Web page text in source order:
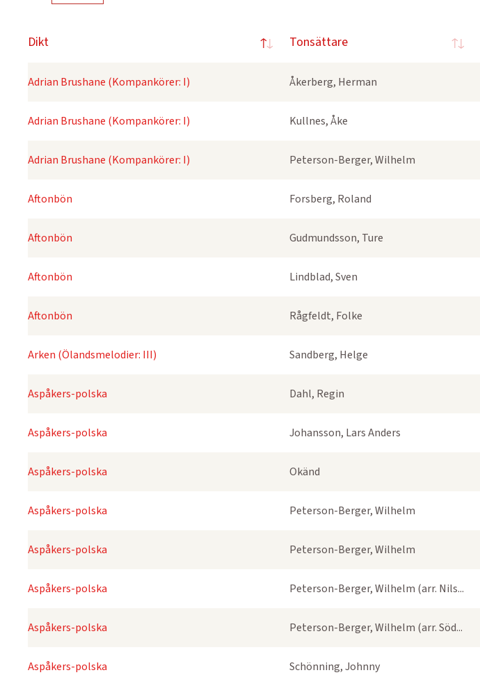
Dikt Tonsättare
Adrian Brushane (Kompankörer: I) Åkerberg, Herman
Adrian Brushane (Kompankörer: I) Kullnes, Åke
Adrian Brushane (Kompankörer: I) Peterson-Berger, Wilhelm
Aftonbön Forsberg, Roland
Aftonbön Gudmundsson, Ture
Aftonbön Lindblad, Sven
Aftonbön Rågfeldt, Folke
Arken (Ölandsmelodier: III) Sandberg, Helge
Aspåkers-polska Dahl, Regin
Aspåkers-polska Johansson, Lars Anders
Aspåkers-polska Okänd
Aspåkers-polska Peterson-Berger, Wilhelm
Aspåkers-polska Peterson-Berger, Wilhelm
Aspåkers-polska Peterson-Berger, Wilhelm (arr. Nils...
Aspåkers-polska Peterson-Berger, Wilhelm (arr. Söd...
Aspåkers-polska Schönning, Johnny